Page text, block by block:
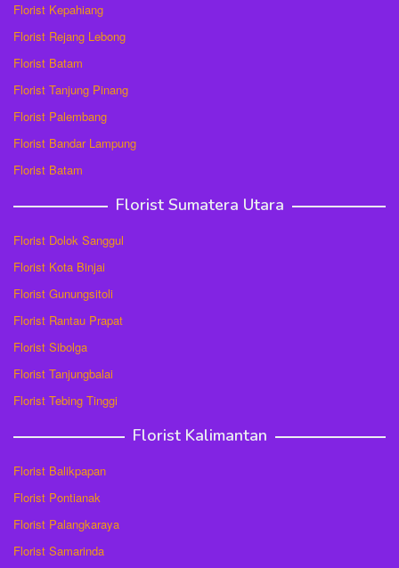
Florist Kepahiang
Florist Rejang Lebong
Florist Batam
Florist Tanjung Pinang
Florist Palembang
Florist Bandar Lampung
Florist Batam
Florist Sumatera Utara
Florist Dolok Sanggul
Florist Kota Binjai
Florist Gunungsitoli
Florist Rantau Prapat
Florist Sibolga
Florist Tanjungbalai
Florist Tebing Tinggi
Florist Kalimantan
Florist Balikpapan
Florist Pontianak
Florist Palangkaraya
Florist Samarinda